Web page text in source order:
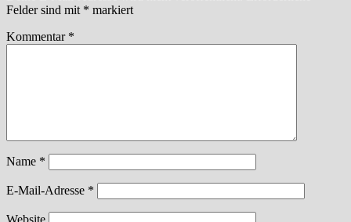
Felder sind mit * markiert
Kommentar *
Name *
E-Mail-Adresse *